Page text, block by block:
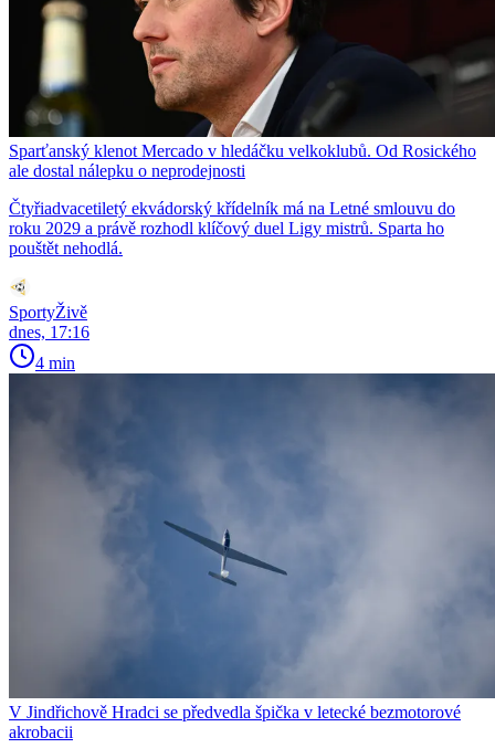
Sparťanský klenot Mercado v hledáčku velkoklubů. Od Rosického
ale dostal nálepku o neprodejnosti
Čtyřiadvacetiletý ekvádorský křídelník má na Letné smlouvu do
roku 2029 a právě rozhodl klíčový duel Ligy mistrů. Sparta ho
pouštět nehodlá.
SportyŽivě
dnes, 17:16
4 min
V Jindřichově Hradci se předvedla špička v letecké bezmotorové
akrobacii